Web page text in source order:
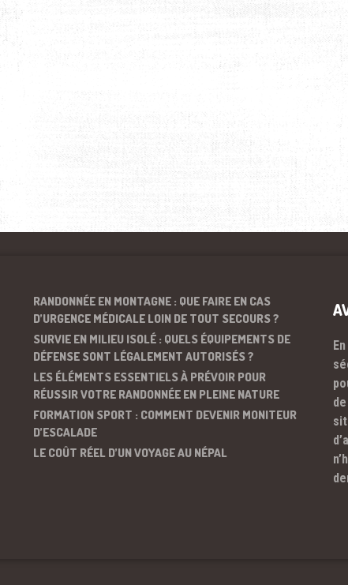
RANDONNÉE EN MONTAGNE : QUE FAIRE EN CAS
D’URGENCE MÉDICALE LOIN DE TOUT SECOURS ?
SURVIE EN MILIEU ISOLÉ : QUELS ÉQUIPEMENTS DE
DÉFENSE SONT LÉGALEMENT AUTORISÉS ?
LES ÉLÉMENTS ESSENTIELS À PRÉVOIR POUR
RÉUSSIR VOTRE RANDONNÉE EN PLEINE NATURE
FORMATION SPORT : COMMENT DEVENIR MONITEUR
D’ESCALADE
LE COÛT RÉEL D’UN VOYAGE AU NÉPAL